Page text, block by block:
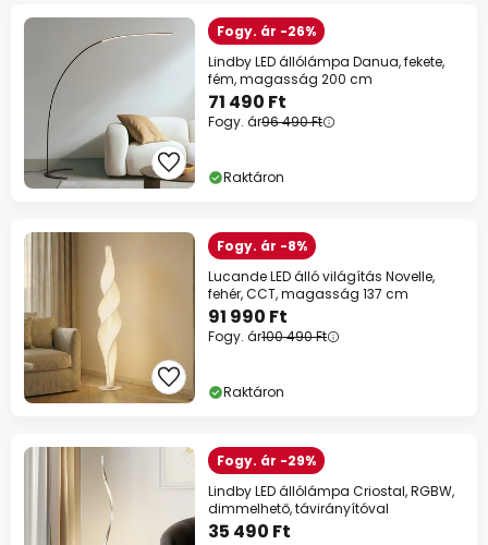
Fogy. ár -26%
Lindby LED állólámpa Danua, fekete,
fém, magasság 200 cm
71 490 Ft
Fogy. ár96 490 Ft
Raktáron
Fogy. ár -8%
Lucande LED álló világítás Novelle,
fehér, CCT, magasság 137 cm
91 990 Ft
Fogy. ár100 490 Ft
Raktáron
Fogy. ár -29%
Lindby LED állólámpa Criostal, RGBW,
dimmelhető, távirányítóval
35 490 Ft